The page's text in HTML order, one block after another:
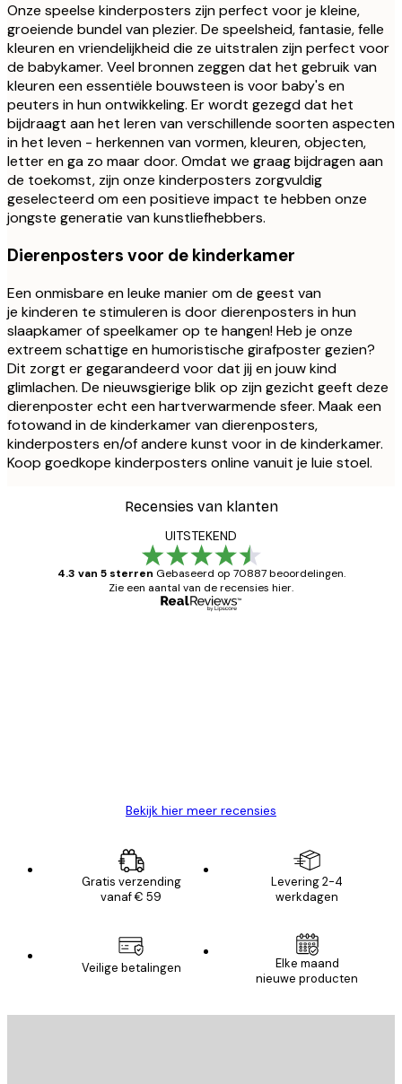
Onze speelse kinderposters zijn perfect voor je kleine,
groeiende bundel van plezier. De speelsheid, fantasie, felle
kleuren en vriendelijkheid die ze uitstralen zijn perfect voor
de babykamer. Veel bronnen zeggen dat het gebruik van
kleuren een essentiële bouwsteen is voor baby's en
peuters in hun ontwikkeling. Er wordt gezegd dat het
bijdraagt aan het leren van verschillende soorten aspecten
in het leven - herkennen van vormen, kleuren, objecten,
letter en ga zo maar door. Omdat we graag bijdragen aan
de toekomst, zijn onze kinderposters zorgvuldig
geselecteerd om een positieve impact te hebben onze
jongste generatie van kunstliefhebbers.
Dierenposters voor de kinderkamer
Een onmisbare en leuke manier om de geest van
je kinderen te stimuleren is door dierenposters in hun
slaapkamer of speelkamer op te hangen! Heb je onze
extreem schattige en humoristische girafposter gezien?
Dit zorgt er gegarandeerd voor dat jij en jouw kind
glimlachen. De nieuwsgierige blik op zijn gezicht geeft deze
dierenposter echt een hartverwarmende sfeer. Maak een
fotowand in de kinderkamer van dierenposters,
kinderposters en/of andere kunst voor in de kinderkamer.
Koop goedkope kinderposters online vanuit je luie stoel.
Recensies van klanten
UITSTEKEND
4.3 van 5 sterren Gebaseerd op 70887 beoordelingen.
Zie een aantal van de recensies hier.
Bekijk hier meer recensies
Gratis verzending
vanaf € 59
Levering 2-4
werkdagen
Veilige betalingen
Elke maand
nieuwe producten